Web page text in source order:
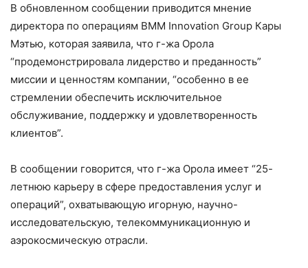
В обновленном сообщении приводится мнение
директора по операциям BMM Innovation Group Кары
Мэтью, которая заявила, что г-жа Орола
“продемонстрировала лидерство и преданность”
миссии и ценностям компании, “особенно в ее
стремлении обеспечить исключительное
обслуживание, поддержку и удовлетворенность
клиентов”.
В сообщении говорится, что г-жа Орола имеет “25-
летнюю карьеру в сфере предоставления услуг и
операций”, охватывающую игорную, научно-
исследовательскую, телекоммуникационную и
аэрокосмическую отрасли.